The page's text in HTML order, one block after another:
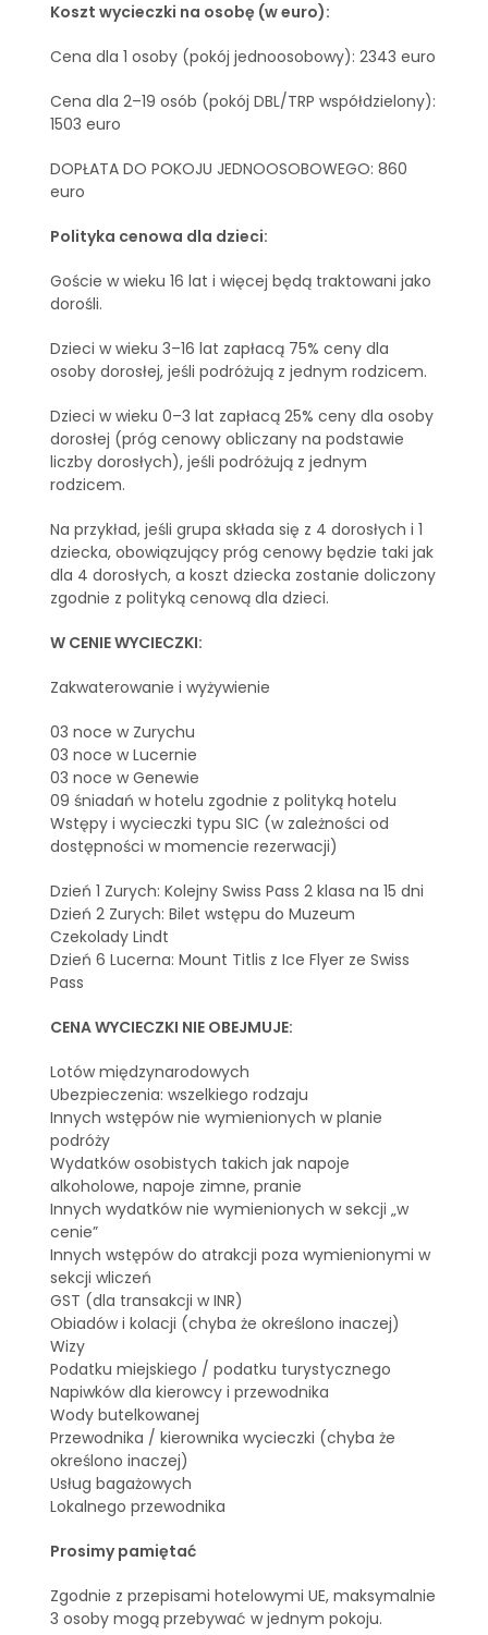
Koszt wycieczki na osobę (w euro):
Cena dla 1 osoby (pokój jednoosobowy): 2343 euro
Cena dla 2–19 osób (pokój DBL/TRP współdzielony):
1503 euro
DOPŁATA DO POKOJU JEDNOOSOBOWEGO: 860
euro
Polityka cenowa dla dzieci:
Goście w wieku 16 lat i więcej będą traktowani jako
dorośli.
Dzieci w wieku 3–16 lat zapłacą 75% ceny dla
osoby dorosłej, jeśli podróżują z jednym rodzicem.
Dzieci w wieku 0–3 lat zapłacą 25% ceny dla osoby
dorosłej (próg cenowy obliczany na podstawie
liczby dorosłych), jeśli podróżują z jednym
rodzicem.
Na przykład, jeśli grupa składa się z 4 dorosłych i 1
dziecka, obowiązujący próg cenowy będzie taki jak
dla 4 dorosłych, a koszt dziecka zostanie doliczony
zgodnie z polityką cenową dla dzieci.
W CENIE WYCIECZKI:
Zakwaterowanie i wyżywienie
03 noce w Zurychu
03 noce w Lucernie
03 noce w Genewie
09 śniadań w hotelu zgodnie z polityką hotelu
Wstępy i wycieczki typu SIC (w zależności od
dostępności w momencie rezerwacji)
Dzień 1 Zurych: Kolejny Swiss Pass 2 klasa na 15 dni
Dzień 2 Zurych: Bilet wstępu do Muzeum
Czekolady Lindt
Dzień 6 Lucerna: Mount Titlis z Ice Flyer ze Swiss
Pass
CENA WYCIECZKI NIE OBEJMUJE:
Lotów międzynarodowych
Ubezpieczenia: wszelkiego rodzaju
Innych wstępów nie wymienionych w planie
podróży
Wydatków osobistych takich jak napoje
alkoholowe, napoje zimne, pranie
Innych wydatków nie wymienionych w sekcji „w
cenie”
Innych wstępów do atrakcji poza wymienionymi w
sekcji wliczeń
GST (dla transakcji w INR)
Obiadów i kolacji (chyba że określono inaczej)
Wizy
Podatku miejskiego / podatku turystycznego
Napiwków dla kierowcy i przewodnika
Wody butelkowanej
Przewodnika / kierownika wycieczki (chyba że
określono inaczej)
Usług bagażowych
Lokalnego przewodnika
Prosimy pamiętać
Zgodnie z przepisami hotelowymi UE, maksymalnie
3 osoby mogą przebywać w jednym pokoju.